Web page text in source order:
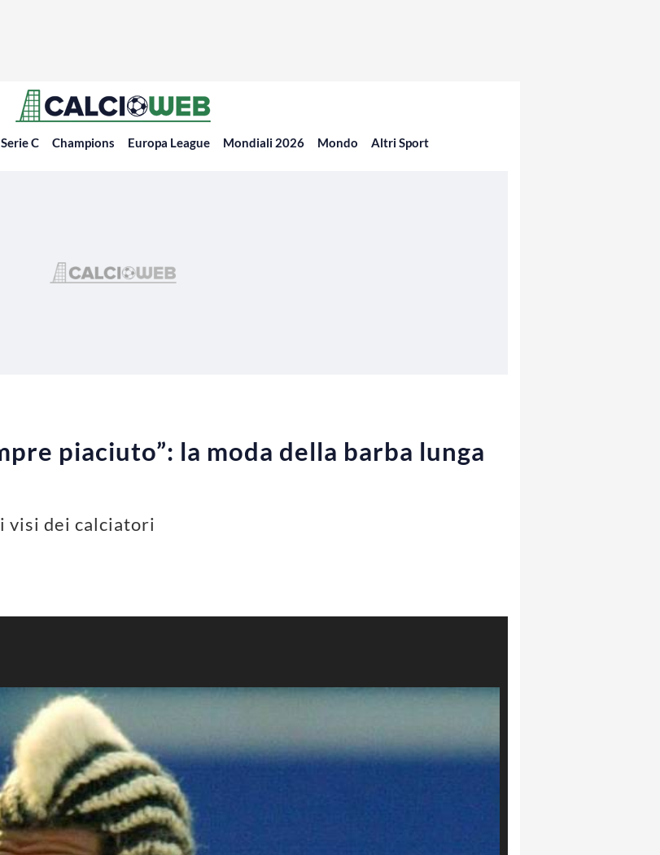
Serie C Champions Europa League Mondiali 2026 Mondo Altri Sport
piaciuto”: la moda della barba lunga
visi dei calciatori